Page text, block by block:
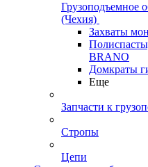
Грузоподъемное
(Чехия)
Захваты
BRANO
Домкраты
Еще
Запчасти к
Стропы
Цепи